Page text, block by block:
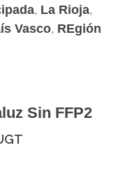
, La Rioja,
Vasco, REgión
Sin FFP2